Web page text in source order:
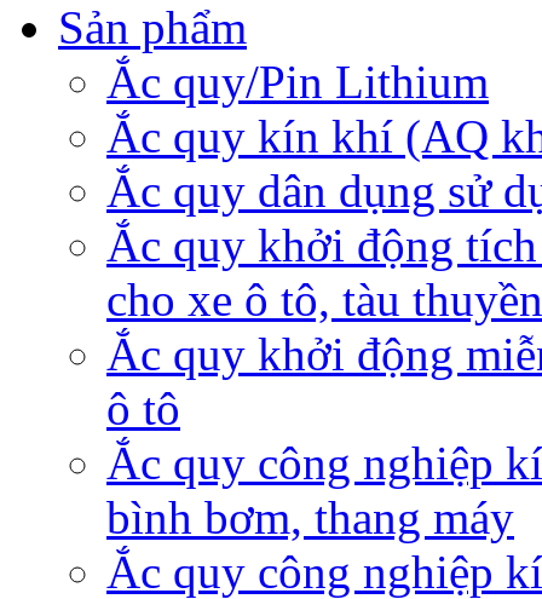
Sản phẩm
Ắc quy/Pin Lithium
Ắc quy kín khí (AQ
Ắc quy dân dụng sử
Ắc quy khởi động
cho xe ô tô, tàu thuyền
Ắc quy khởi động
ô tô
Ắc quy công nghiệp
bình bơm, thang máy
Ắc quy công nghiệp